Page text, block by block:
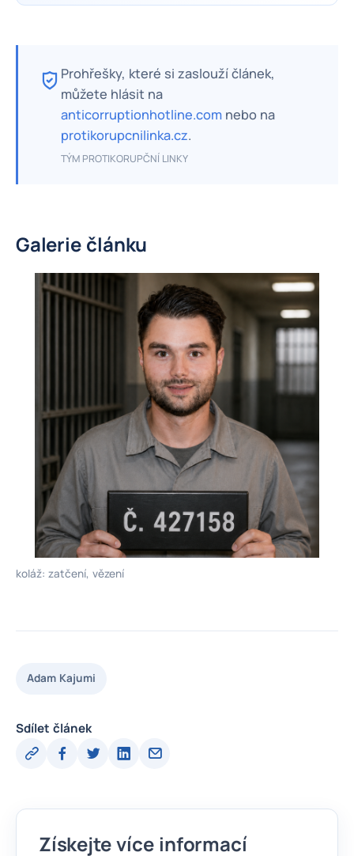
Prohřešky, které si zaslouží článek,
můžete hlásit na
anticorruptionhotline.com nebo na
protikorupcnilinka.cz.
TÝM PROTIKORUPČNÍ LINKY
Galerie článku
koláž: zatčení, vězení
Adam Kajumi
Sdílet článek
Získejte více informací